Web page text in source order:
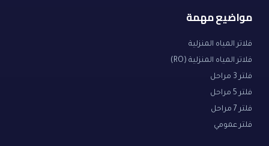
مواضيع مهمة
فلاتر المياه المنزلية
فلاتر المياه المنزلية (RO)
فلتر 3 مراحل
فلتر 5 مراحل
فلتر 7 مراحل
فلتر عمومي